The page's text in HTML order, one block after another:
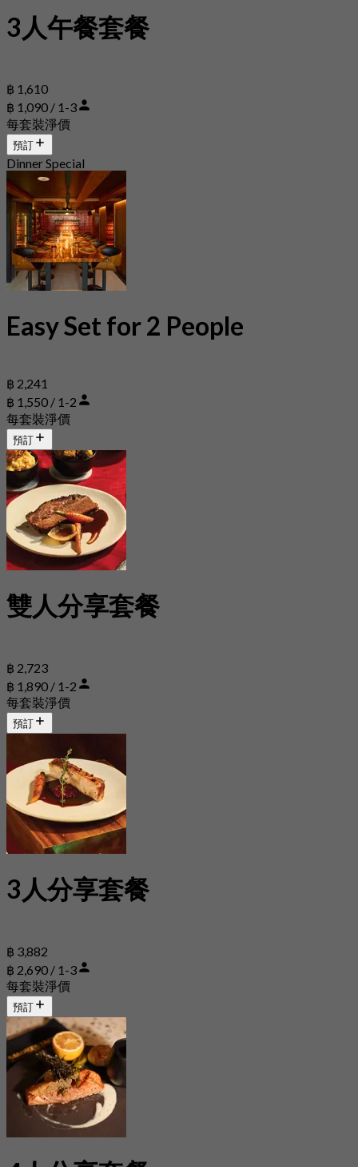
3人午餐套餐
฿ 1,610
฿ 1,090 / 1-3
每套裝淨價
預訂
Dinner Special
Easy Set for 2 People
฿ 2,241
฿ 1,550 / 1-2
每套裝淨價
預訂
雙人分享套餐
฿ 2,723
฿ 1,890 / 1-2
每套裝淨價
預訂
3人分享套餐
฿ 3,882
฿ 2,690 / 1-3
每套裝淨價
預訂